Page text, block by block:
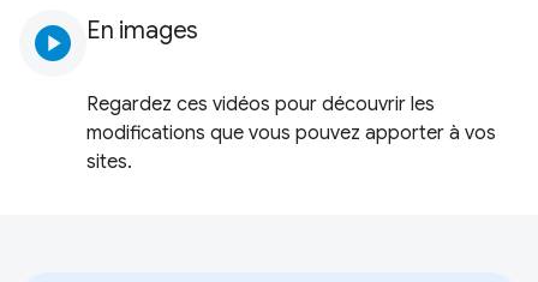
play_circle En images
Regardez ces vidéos pour découvrir les
modifications que vous pouvez apporter à vos
sites.